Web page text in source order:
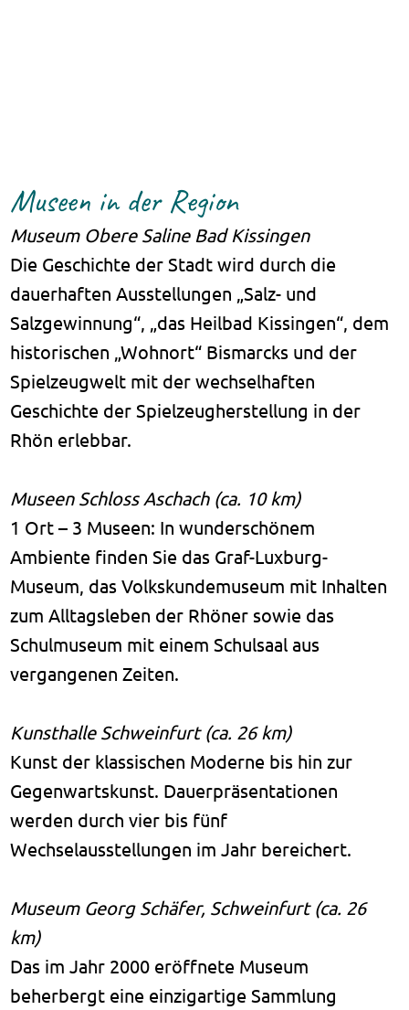
Museen in der Region
Museum Obere Saline Bad Kissingen
Die Geschichte der Stadt wird durch die
dauerhaften Ausstellungen „Salz- und
Salzgewinnung“, „das Heilbad Kissingen“, dem
historischen „Wohnort“ Bismarcks und der
Spielzeugwelt mit der wechselhaften
Geschichte der Spielzeugherstellung in der
Rhön erlebbar.
Museen Schloss Aschach (ca. 10 km)
1 Ort – 3 Museen: In wunderschönem
Ambiente finden Sie das Graf-Luxburg-
Museum, das Volkskundemuseum mit Inhalten
zum Alltagsleben der Rhöner sowie das
Schulmuseum mit einem Schulsaal aus
vergangenen Zeiten.
Kunsthalle Schweinfurt (ca. 26 km)
Kunst der klassischen Moderne bis hin zur
Gegenwartskunst. Dauerpräsentationen
werden durch vier bis fünf
Wechselausstellungen im Jahr bereichert.
Museum Georg Schäfer, Schweinfurt (ca. 26
km)
Das im Jahr 2000 eröffnete Museum
beherbergt eine einzigartige Sammlung